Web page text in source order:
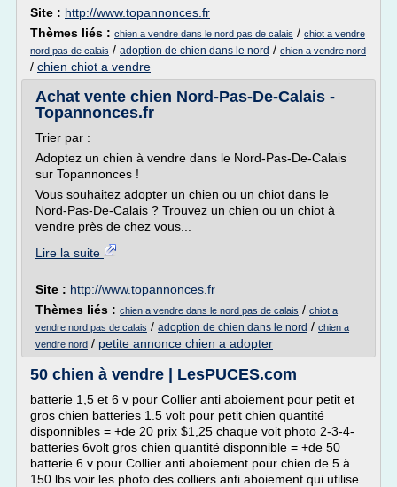
Site : http://www.topannonces.fr
Thèmes liés : chien a vendre dans le nord pas de calais / chiot a vendre
nord pas de calais / adoption de chien dans le nord / chien a vendre nord
/ chien chiot a vendre
Achat vente chien Nord-Pas-De-Calais -
Topannonces.fr
Trier par :
Adoptez un chien à vendre dans le Nord-Pas-De-Calais
sur Topannonces !
Vous souhaitez adopter un chien ou un chiot dans le
Nord-Pas-De-Calais ? Trouvez un chien ou un chiot à
vendre près de chez vous...
Lire la suite
Site : http://www.topannonces.fr
Thèmes liés : chien a vendre dans le nord pas de calais / chiot a
vendre nord pas de calais / adoption de chien dans le nord / chien a
vendre nord / petite annonce chien a adopter
50 chien à vendre | LesPUCES.com
batterie 1,5 et 6 v pour Collier anti aboiement pour petit et
gros chien batteries 1.5 volt pour petit chien quantité
disponnibles = +de 20 prix $1,25 chaque voit photo 2-3-4-
batteries 6volt gros chien quantité disponnible = +de 50
batterie 6 v pour Collier anti aboiement pour chien de 5 à
150 lbs voir les photo des colliers anti aboiement qui utilise